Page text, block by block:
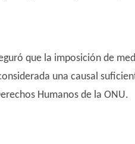
que la imposición de
una causal
Humanos de la ONU.